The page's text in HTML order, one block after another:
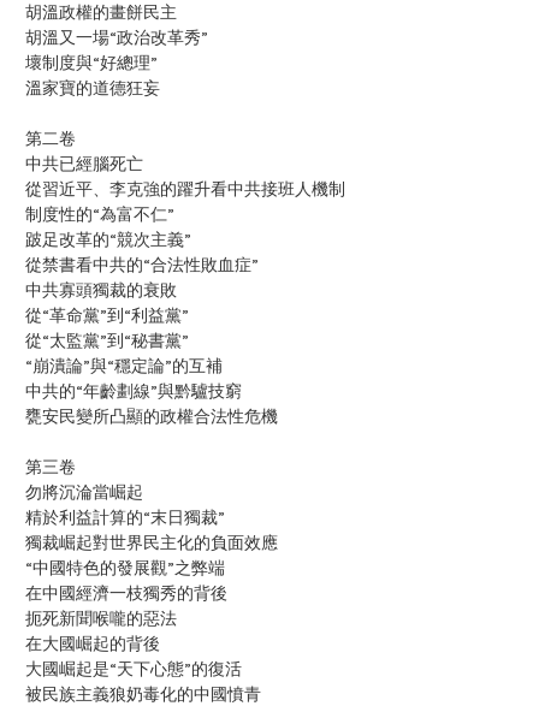
胡溫政權的畫餅民主
胡溫又一場“政治改革秀”
壞制度與“好總理”
溫家寶的道德狂妄
第二卷
中共已經腦死亡
從習近平、李克強的躍升看中共接班人機制
制度性的“為富不仁”
跛足改革的“競次主義”
從禁書看中共的“合法性敗血症”
中共寡頭獨裁的衰敗
從“革命黨”到“利益黨”
從“太監黨”到“秘書黨”
“崩潰論”與“穩定論”的互補
中共的“年齡劃線”與黔驢技窮
甕安民變所凸顯的政權合法性危機
第三卷
勿將沉淪當崛起
精於利益計算的“末日獨裁”
獨裁崛起對世界民主化的負面效應
“中國特色的發展觀”之弊端
在中國經濟一枝獨秀的背後
扼死新聞喉嚨的惡法
在大國崛起的背後
大國崛起是“天下心態”的復活
被民族主義狼奶毒化的中國憤青